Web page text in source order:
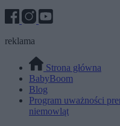
reklama
Strona główna
BabyBoom
Blog
Program uważności
niemowląt